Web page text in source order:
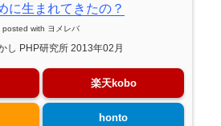
に生まれてきたの？
posted with ヨメレバ
し PHP研究所 2013年02月
楽天kobo
honto